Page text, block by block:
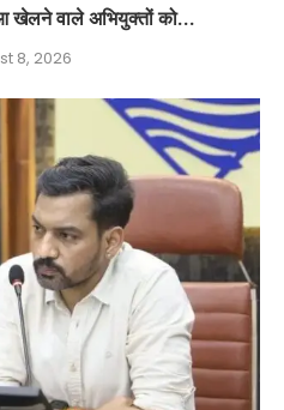
खेलने वाले अभियुक्तों को...
8, 2026